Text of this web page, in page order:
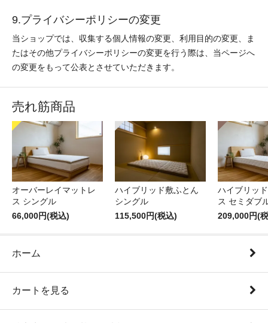
9.プライバシーポリシーの変更
当ショップでは、収集する個人情報の変更、利用目的の変更、ま
たはその他プライバシーポリシーの変更を行う際は、当ページへ
の変更をもって公表とさせていただきます。
売れ筋商品
オーバーレイマットレ
ス シングル
66,000円(税込)
ハイブリッド敷ふとん
シングル
115,500円(税込)
ハイブリッ
ス セミダブ
209,000円(
ホーム
カートを見る